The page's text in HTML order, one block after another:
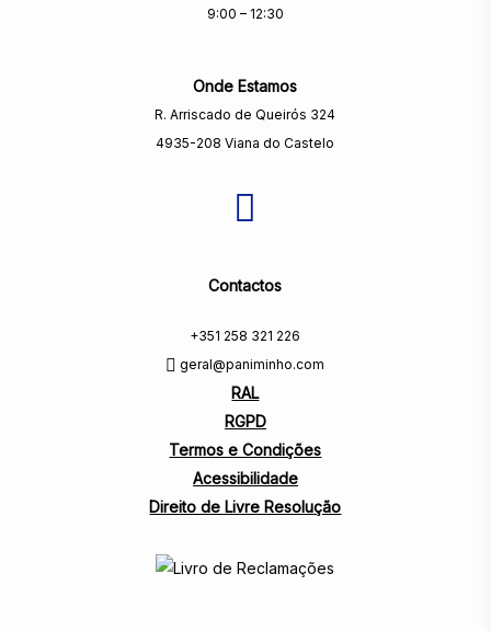
9:00 – 12:30
Onde Estamos
R. Arriscado de Queirós 324
4935-208 Viana do Castelo
Contactos
+351 258 321 226
geral@paniminho.com
RAL
RGPD
Termos e Condições
Acessibilidade
Direito de Livre Resolução